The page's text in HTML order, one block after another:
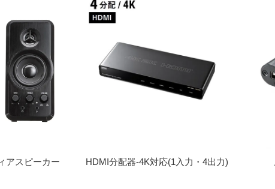
アスピーカー HDMI分配器-4K対応(1入力・4出力)